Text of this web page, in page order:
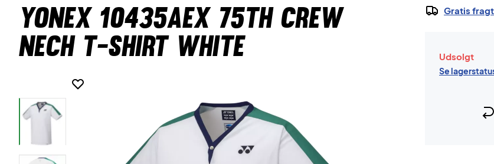
Yonex 10435AEX 75th Crew
Nech T-Shirt White
Gratis fragt
Udsolgt
Se